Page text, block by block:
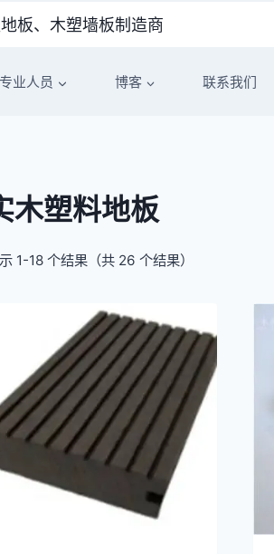
板、木塑墙板制造商
专业人员 博客 联系我们
木塑料地板
1-18 个结果（共 26 个结果）